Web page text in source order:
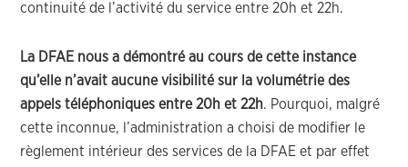
continuité de l’activité du service entre 20h et 22h.
La DFAE nous a démontré au cours de cette instance
qu’elle n’avait aucune visibilité sur la volumétrie des
appels téléphoniques entre 20h et 22h. Pourquoi, malgré
cette inconnue, l’administration a choisi de modifier le
règlement intérieur des services de la DFAE et par effet